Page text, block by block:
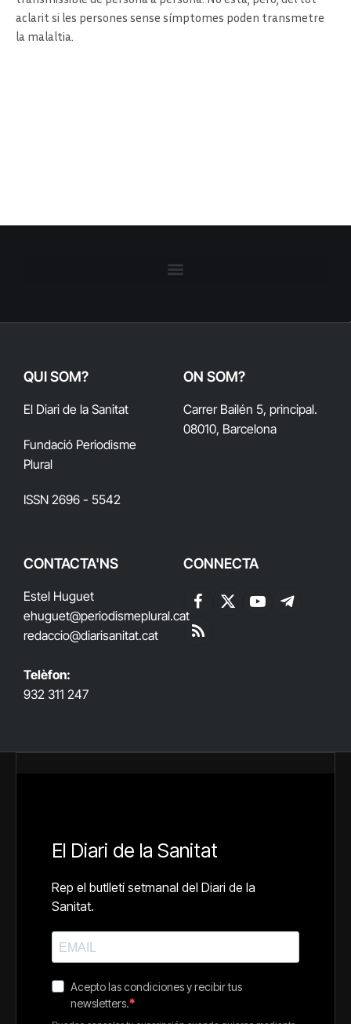
aclarit si les persones sense símptomes poden transmetre
la malaltia.
QUI SOM?
El Diari de la Sanitat
Fundació Periodisme
Plural
ISSN 2696 - 5542
ON SOM?
Carrer Bailén 5, principal.
08010, Barcelona
CONTACTA'NS
Estel Huguet
ehuguet@periodismeplural.cat
redaccio@diarisanitat.cat
Telèfon:
932 311 247
CONNECTA
Facebook
X
YouTubeTelegram
RSS